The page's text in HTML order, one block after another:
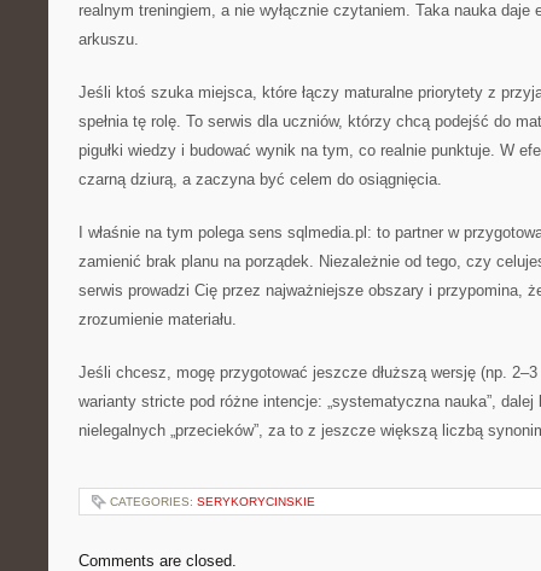
realnym treningiem, a nie wyłącznie czytaniem. Taka nauka daje
arkuszu.
Jeśli ktoś szuka miejsca, które łączy maturalne priorytety z
spełnia tę rolę. To serwis dla uczniów, którzy chcą podejść do
pigułki wiedzy i budować wynik na tym, co realnie punktuje. W
czarną dziurą, a zaczyna być celem do osiągnięcia.
I właśnie na tym polega sens sqlmedia.pl: to partner w
zamienić brak planu na porządek. Niezależnie od tego, czy
serwis prowadzi Cię przez najważniejsze obszary i przypomina,
zrozumienie materiału.
Jeśli chcesz, mogę przygotować jeszcze dłuższą wersję (np.
warianty stricte pod różne intencje: „systematyczna nauka”,
nielegalnych „przecieków”, za to z jeszcze większą liczbą
CATEGORIES: SERYKORYCINSKIE
Comments are closed.